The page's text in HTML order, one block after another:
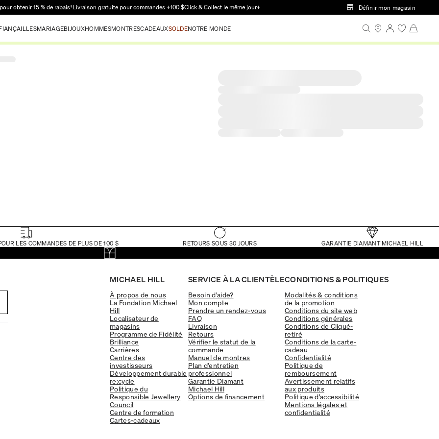
Passer au contenu principal
obtenir 15 % de rabais†Livraison gratuite pour commandes +100 $Click & Collect le même jour+ Définir mon magasin
MARIAGEBIJOUXHOMMESMONTRESCADEAUXSOLDENOTRE MONDE
LES COMMANDES DE PLUS DE 100 $ RETOURS SOUS 30 JOURS GARANTIE DIAMANT MICHAEL HILL
MICHAEL HILL
À propos de nous
La Fondation Michael
Hill
Localisateur de
magasins
Programme de Fidélité
Brilliance
Carrières
Centre des
investisseurs
Développement durable
re:cycle
Politique du
Responsible Jewellery
Council
Centre de formation
Cartes-cadeaux
SERVICE À LA CLIENTÈLE
Besoin d'aide?
Mon compte
Prendre un rendez-vous
FAQ
Livraison
Retours
Vérifier le statut de la
commande
Manuel de montres
Plan d'entretien
professionnel
Garantie Diamant
Michael Hill
Options de financement
CONDITIONS & POLITIQUES
Modalités & conditions
de la promotion
Conditions du site web
Conditions générales
Conditions de Cliqué-
retiré
Conditions de la carte-
cadeau
Confidentialité
Politique de
remboursement
Avertissement relatifs
aux produits
Politique d'accessibilité
Mentions légales et
confidentialité